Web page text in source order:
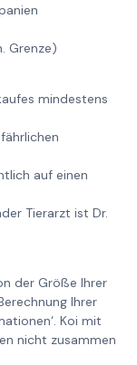
Grenze)
mindestens
auf einen
Tierarzt ist Dr.
der Größe Ihrer
Ihrer
Koi mit
nicht zusammen